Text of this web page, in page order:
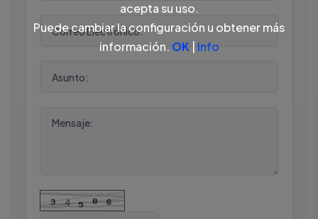
acepta su uso.
Puede cambiar la configuración u obtener más
información. OK Info